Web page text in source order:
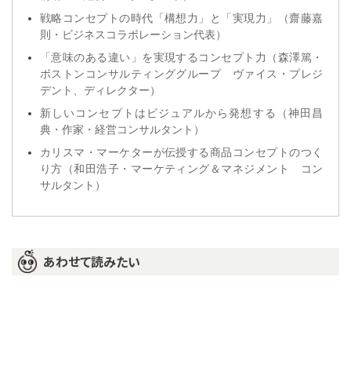
戦略コンセプトの時代「構想力」と「実現力」（齋藤嘉
則・ビジネスコラボレーション代表）
「意味のある違い」を実現するコンセプト力（森澤篤・
ボストンコンサルティンググループ ヴァイス・プレジ
デント、ディレクター）
新しいコンセプトはビジュアルから発想する（神田昌
典・作家・経営コンサルタント）
カリスマ・マーケターが伝授する商品コンセプトのつく
り方（和田浩子・マーケティング＆マネジメント コン
サルタント）
あわせて読みたい